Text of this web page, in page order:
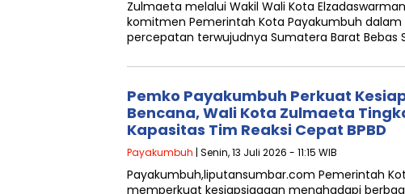
Zulmaeta melalui Wakil Wali Kota
komitmen Pemerintah Kota Payakumbuh
percepatan terwujudnya Sumatera Barat Bebas
Pemko Payakumbuh Perkuat
Bencana, Wali Kota Zulmaeta
Kapasitas Tim Reaksi Cepat BPBD
Payakumbuh | Senin, 13 Juli 2026 - 11:15 WIB
Payakumbuh,liputansumbar.com Pemerintah
memperkuat kesiapsiagaan menghadapi